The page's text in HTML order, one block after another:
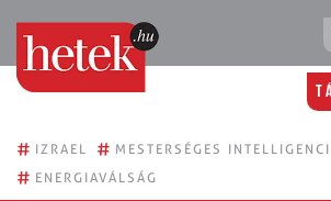
# IZRAEL # MESTERSÉGES
# ENERGIAVÁLSÁG